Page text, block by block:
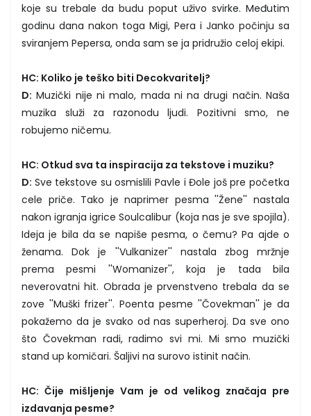
koje su trebale da budu poput uživo svirke. Međutim
godinu dana nakon toga Migi, Pera i Janko počinju sa
sviranjem Pepersa, onda sam se ja pridružio celoj ekipi.
HC: Koliko je teško biti Decokvaritelj?
D: Muzički nije ni malo, mada ni na drugi način. Naša
muzika služi za razonodu ljudi. Pozitivni smo, ne
robujemo ničemu.
HC: Otkud sva ta inspiracija za tekstove i muziku?
D: Sve tekstove su osmislili Pavle i Đole još pre početka
cele priče. Tako je naprimer pesma ''Žene'' nastala
nakon igranja igrice Soulcalibur (koja nas je sve spojila).
Ideja je bila da se napiše pesma, o čemu? Pa ajde o
ženama. Dok je ''Vulkanizer'' nastala zbog mržnje
prema pesmi ''Womanizer'', koja je tada bila
neverovatni hit. Obrada je prvenstveno trebala da se
zove ''Muški frizer''. Poenta pesme ''Čovekman'' je da
pokažemo da je svako od nas superheroj. Da sve ono
što Čovekman radi, radimo svi mi. Mi smo muzički
stand up komičari. Šaljivi na surovo istinit način.
HC: Čije mišljenje Vam je od velikog značaja pre
izdavanja pesme?